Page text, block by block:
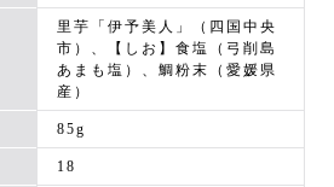
里芋「伊予美人」（四国中央
市）、【しお】食塩（弓削島
あまも塩）、鯛粉末（愛媛県
産）
85g
18